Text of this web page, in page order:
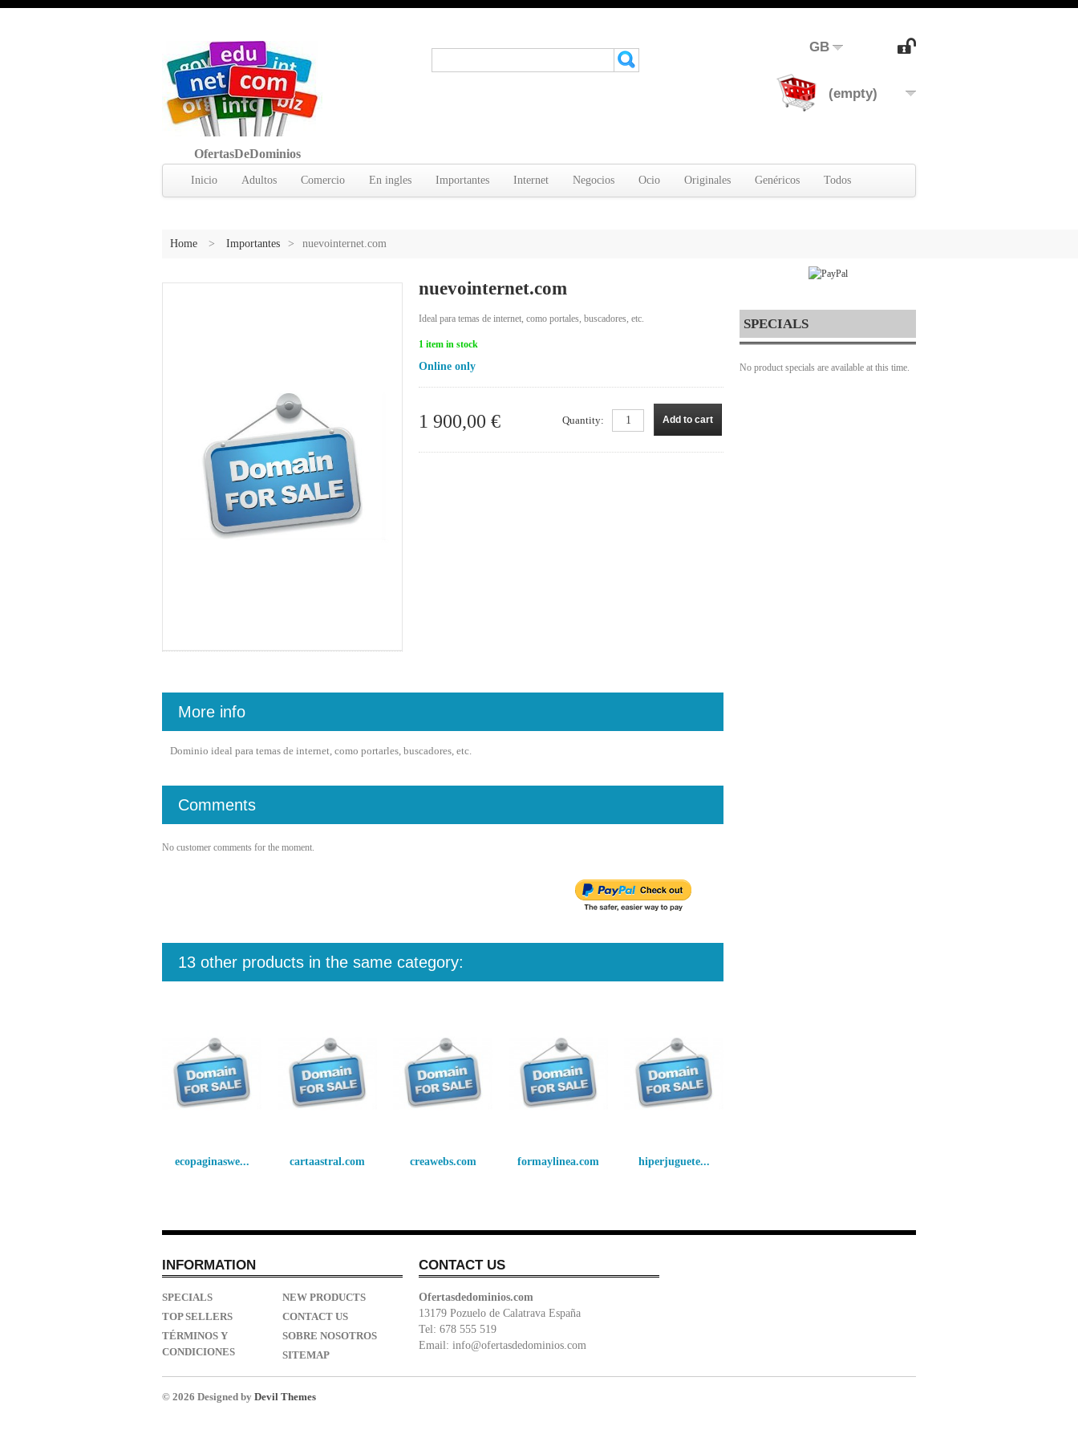
OfertasDeDominios
GB
(empty)
Inicio Adultos Comercio En ingles Importantes Internet Negocios Ocio Originales Genéricos Todos
Home > Importantes > nuevointernet.com
nuevointernet.com
Ideal para temas de internet, como portales, buscadores, etc.
1 item in stock
Online only
1 900,00 € Add to cart
Quantity:
More info
Dominio ideal para temas de internet, como portarles, buscadores, etc.
Comments
No customer comments for the moment.
13 other products in the same category:
ecopaginaswe... cartaastral.com creawebs.com formaylinea.com hiperjuguete...
SPECIALS
No product specials are available at this time.
INFORMATION
SPECIALS
NEW PRODUCTS
TOP SELLERS
CONTACT US
TÉRMINOS Y
CONDICIONES
SOBRE NOSOTROS
SITEMAP
© 2026 Designed by Devil Themes
CONTACT US
Ofertasdedominios.com
13179 Pozuelo de Calatrava España
Tel: 678 555 519
Email: info@ofertasdedominios.com